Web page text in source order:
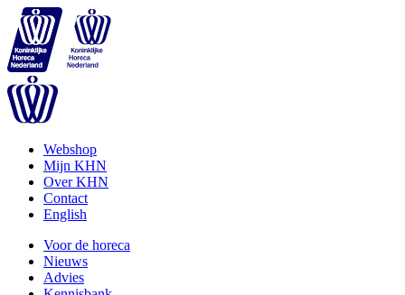
Webshop
Mijn KHN
Over KHN
Contact
English
Voor de horeca
Nieuws
Advies